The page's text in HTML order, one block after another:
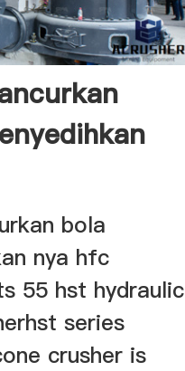
bola
nya hfc
55 hst hydraulic
series
crusher is